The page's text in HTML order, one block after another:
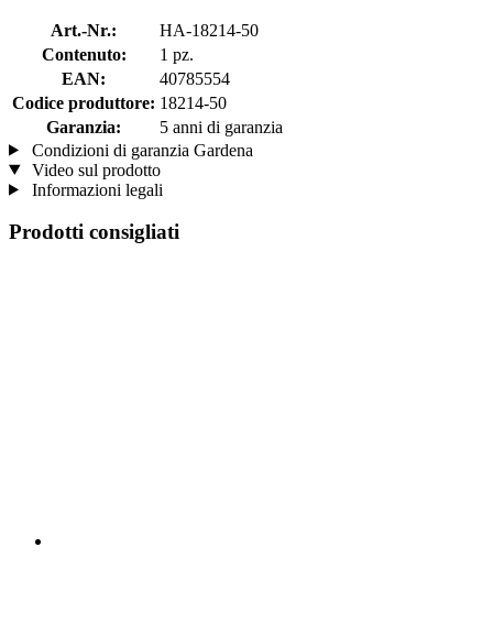
Art.-Nr.:
HA-18214-50
Contenuto:
1 pz.
EAN:
40785554
Codice produttore: 18214-50
Garanzia:
5 anni di garanzia
Condizioni di garanzia Gardena
Video sul prodotto
Informazioni legali
Prodotti consigliati